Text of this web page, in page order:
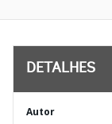
DETALHES
Autor